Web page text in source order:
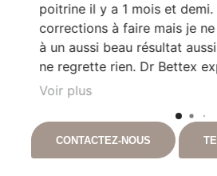
poitrine il y a 1 mois et
corrections à faire mais je
à un aussi beau résultat
ne regrette rien. Dr Bettex
son rôle dans. la. prise en
en cas que questionnement.
projet de continuer les
avec lui suite à un gros
Voir plus
CONTACTEZ-NOUS